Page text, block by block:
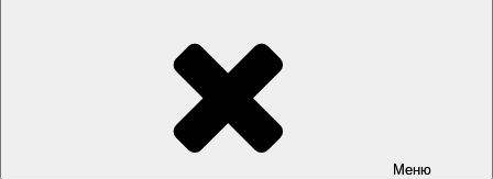
Меню